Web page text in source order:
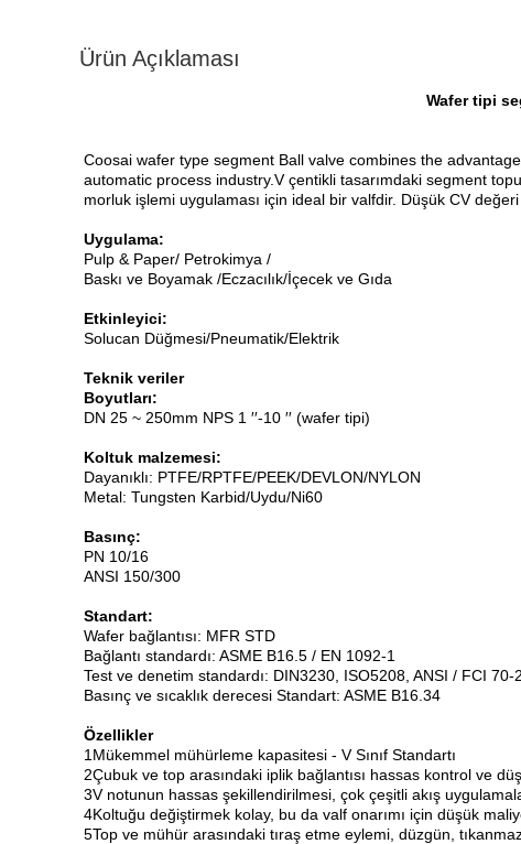
Ürün Açıklaması
Wafer tipi
Coosai wafer type segment Ball valve combines the
automatic process industry.V çentikli tasarımdaki segment
morluk işlemi uygulaması için ideal bir valfdir. Düşük CV
Uygulama:
Pulp & Paper/ Petrokimya /
Baskı ve Boyamak /Eczacılık/İçecek ve Gıda
Etkinleyici:
Solucan Düğmesi/Pneumatik/Elektrik
Teknik veriler
Boyutları:
DN 25 ~ 250mm NPS 1 ′′-10 ′′ (wafer tipi)
Koltuk malzemesi:
Dayanıklı: PTFE/RPTFE/PEEK/DEVLON/NYLON
Metal: Tungsten Karbid/Uydu/Ni60
Basınç:
PN 10/16
ANSI 150/300
Standart:
Wafer bağlantısı: MFR STD
Bağlantı standardı: ASME B16.5 / EN 1092-1
Test ve denetim standardı: DIN3230, ISO5208, ANSI / FCI 70-2,
Basınç ve sıcaklık derecesi Standart: ASME B16.34
Özellikler
1Mükemmel mühürleme kapasitesi - V Sınıf Standartı
2Çubuk ve top arasındaki iplik bağlantısı hassas kontrol ve
3V notunun hassas şekillendirilmesi, çok çeşitli akış
4Koltuğu değiştirmek kolay, bu da valf onarımı için düşük
5Top ve mühür arasındaki tıraş etme eylemi, düzgün,